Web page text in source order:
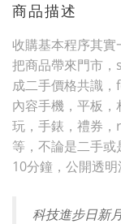
商品描述
收購基本程序其
把商品帶來門市
成二手價格共識
內容手機，平板
玩，手錶，禮券
等，不論是二手
10分鐘，公開透明
科技進步日新